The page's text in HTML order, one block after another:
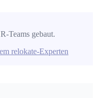
Teams gebaut.
relokate-Experten